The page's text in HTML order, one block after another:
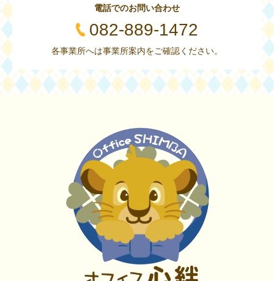
電話でのお問い合わせ
082-889-1472
各事業所へは事業所案内をご確認ください。